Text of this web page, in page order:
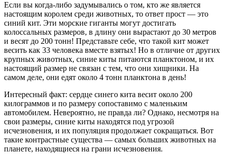
Если вы когда-либо задумывались о том, кто же является
настоящим королем среди животных, то ответ прост — это
синий кит. Эти морские гиганты могут достигать
колоссальных размеров, в длину они вырастают до 30 метров
и весят до 200 тонн! Представьте себе, что такой кит может
весить как 33 человека вместе взятых! Но в отличие от других
крупных животных, синие киты питаются планктоном, и их
настоящий размер не связан с тем, что они хищники. На
самом деле, они едят около 4 тонн планктона в день!
Интересный факт: сердце синего кита весит около 200
килограммов и по размеру сопоставимо с маленьким
автомобилем. Невероятно, не правда ли? Однако, несмотря на
свои размеры, синие киты находятся под угрозой
исчезновения, и их популяция продолжает сокращаться. Вот
такие контрастные существа — самых больших животных на
планете, находящиеся на грани исчезновения.